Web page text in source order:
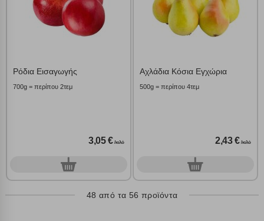
Ρόδια Εισαγωγής
700g = περίπου 2τεμ
3,05 € /κιλό
0γρ.
Αχλάδια Κόσια Εγχώρια
500g = περίπου 4τεμ
2,43 € /κιλό
0γρ.
48 από τα 56 προϊόντα